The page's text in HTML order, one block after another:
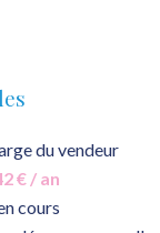
du vendeur
€ / an
cours